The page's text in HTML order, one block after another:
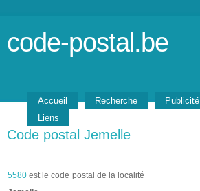
code-postal.be
Accueil Recherche Publicité
Liens
Code postal Jemelle
5580 est le code postal de la localité